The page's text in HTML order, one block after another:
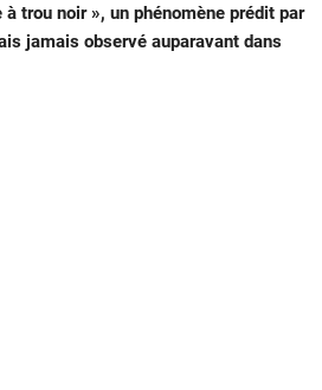
à trou noir », un phénomène prédit par
jamais observé auparavant dans